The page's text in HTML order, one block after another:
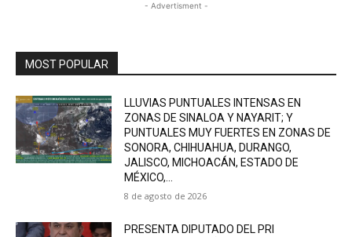
- Advertisment -
MOST POPULAR
LLUVIAS PUNTUALES INTENSAS EN
ZONAS DE SINALOA Y NAYARIT; Y
PUNTUALES MUY FUERTES EN ZONAS DE
SONORA, CHIHUAHUA, DURANGO,
JALISCO, MICHOACÁN, ESTADO DE
MÉXICO,...
8 de agosto de 2026
PRESENTA DIPUTADO DEL PRI